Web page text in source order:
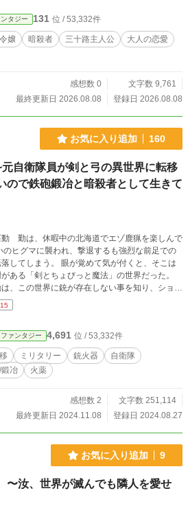
るとは、彼女はまだ知る由もなかった――
タジー 131 位 / 53,332件
嬢 暗殺者 三十路主人公
大人の恋愛
感想数 0
文字数 9,761
最終更新日 2026.08.08
登録日 2026.08.08
お気に入り追加 160
衛隊員が剣と弓の異世界に転移
ので鉄砲鍛冶と暗殺者として生きて
勤は、休暇中の北海道でエゾ鹿猟を楽しんで
ヒグマに襲われ、撃退するも強烈な前足での
してしまう。 眼が覚めて気が付くと、そこは
ある「剣とちょびっと魔法」の世界だった。
、この世界に銃が存在しない事を知り、ショッ
渡り人」としての目的を尋ねられた石動は、
冶でもして銃を造る！」と宣言してしまう。
も造るのは全くの素人である石動は、「渡り
けられつつ、試行錯誤し苦労しながら鉄砲鍛冶
人は自覚せずとも新兵器である銃の影響は大
ていくのだった・・・・・・。 ＊ガンマ
と思う小説を書いてみました。 色々と読み
にはご不満な点もあると思いますが、御寛恕願
イフルのサイトインなど細かく書くと普通の人
・・・・・・。 それでも読みにくいのは筆者
す。 筆者の知識不足もありますが、自己規
ファンタジー 4,691 位 / 53,332件
ミリタリー 銃火器
自衛隊
冶 火薬
感想数 2
文字数 251,114
最終更新日 2024.11.08
登録日 2024.08.27
お気に入り追加 9
汝、世界が滅んでも隣人を愛せ